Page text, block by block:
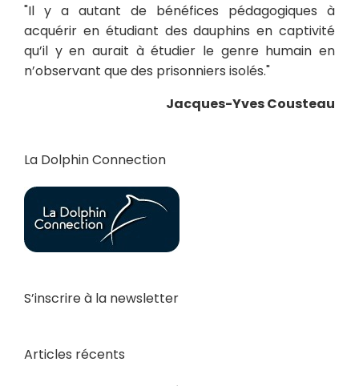
"Il y a autant de bénéfices pédagogiques à
acquérir en étudiant des dauphins en captivité
qu’il y en aurait à étudier le genre humain en
n’observant que des prisonniers isolés."
Jacques-Yves Cousteau
La Dolphin Connection
S’inscrire à la newsletter
Articles récents